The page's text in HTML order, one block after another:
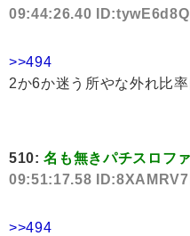
09:44:26.40
>>494
2か6か迷う所やな外れ比率
510:名も無きパチスロフ
09:51:17.58
>>494